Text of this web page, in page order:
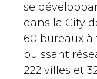
se
dans la City
60 bureaux à
puissant
222 villes et